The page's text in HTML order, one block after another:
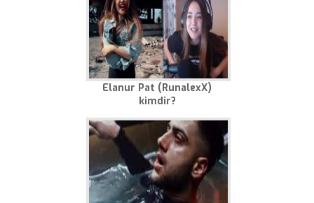
Elanur Pat (RunalexX)
kimdir?